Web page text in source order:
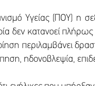
Υγείας (ΠΟΥ) η
δεν κατανοεί
περιλαμβάνει
ηδονοβλεψία,